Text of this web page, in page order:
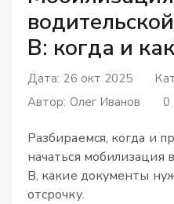
В: когда и
Дата: 26 окт 2025
Автор: Олег Иванов 0
Разбираемся, когда и
начаться мобилизация
В, какие документы
отсрочку.